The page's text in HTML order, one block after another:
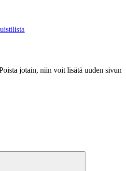
jotain, niin voit lisätä uuden sivun